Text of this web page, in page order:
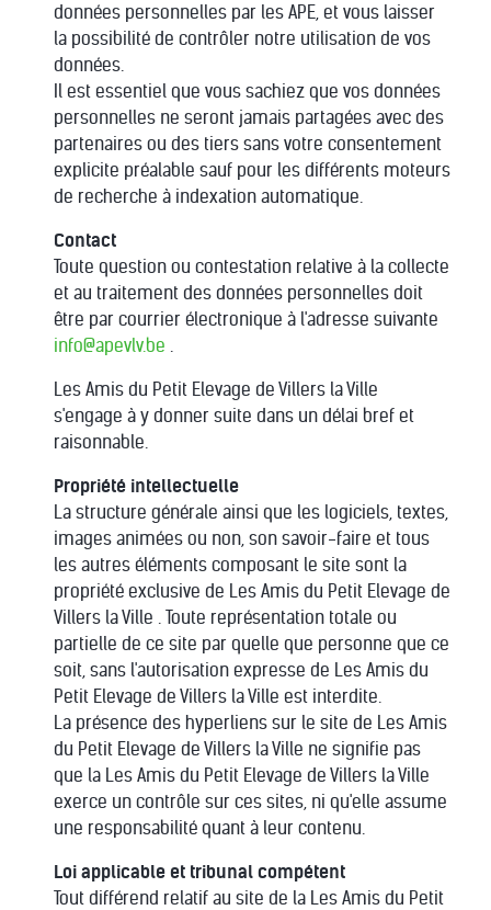
données personnelles par les APE, et vous laisser
la possibilité de contrôler notre utilisation de vos
données.
Il est essentiel que vous sachiez que vos données
personnelles ne seront jamais partagées avec des
partenaires ou des tiers sans votre consentement
explicite préalable sauf pour les différents moteurs
de recherche à indexation automatique.
Contact
Toute question ou contestation relative à la collecte
et au traitement des données personnelles doit
être par courrier électronique à l'adresse suivante
info@apevlv.be
Les Amis du Petit Elevage de Villers la Ville
s'engage à y donner suite dans un délai bref et
raisonnable.
Propriété intellectuelle
La structure générale ainsi que les logiciels, textes,
images animées ou non, son savoir-faire et tous
les autres éléments composant le site sont la
propriété exclusive de Les Amis du Petit Elevage de
Villers la Ville . Toute représentation totale ou
partielle de ce site par quelle que personne que ce
soit, sans l'autorisation expresse de Les Amis du
Petit Elevage de Villers la Ville est interdite.
La présence des hyperliens sur le site de Les Amis
du Petit Elevage de Villers la Ville ne signifie pas
que la Les Amis du Petit Elevage de Villers la Ville
exerce un contrôle sur ces sites, ni qu'elle assume
une responsabilité quant à leur contenu.
Loi applicable et tribunal compétent
Tout différend relatif au site de la Les Amis du Petit